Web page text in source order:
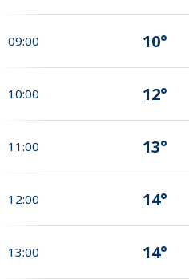
09:00 10°
10:00 12°
11:00 13°
12:00 14°
13:00 14°